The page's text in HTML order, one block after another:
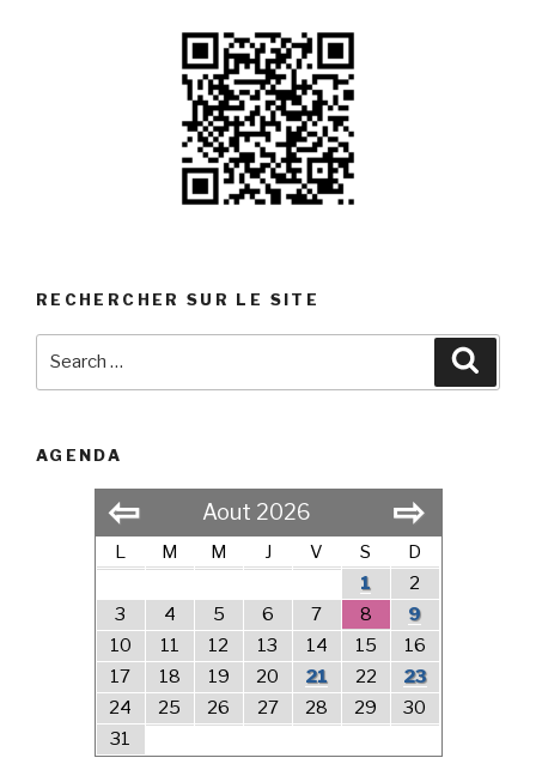
RECHERCHER SUR LE SITE
AGENDA
⇦ Aout 2026 ⇨
L M M J V S
D
1
2
3
4 5 6 7 8
9
10
11 12 13 14 15
16
17
18 19 20 21 22
23
24
25 26 27 28 29
30
31